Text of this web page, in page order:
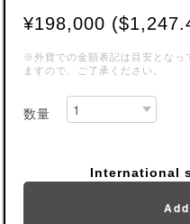
¥198,000
※外貨での金額表記は目安となっ
ますので、ご了承ください。
数量
International